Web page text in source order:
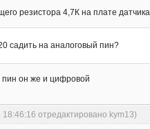
резистора 4,7К на плате
садить на аналоговый пин?
пин он же и цифровой
отредактировано kym13)